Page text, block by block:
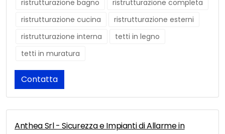
ristrutturazione bagno
ristrutturazione completa
ristrutturazione cucina
ristrutturazione esterni
ristrutturazione interna
tetti in legno
tetti in muratura
Contatta
Anthea Srl - Sicurezza e Impianti di Allarme in